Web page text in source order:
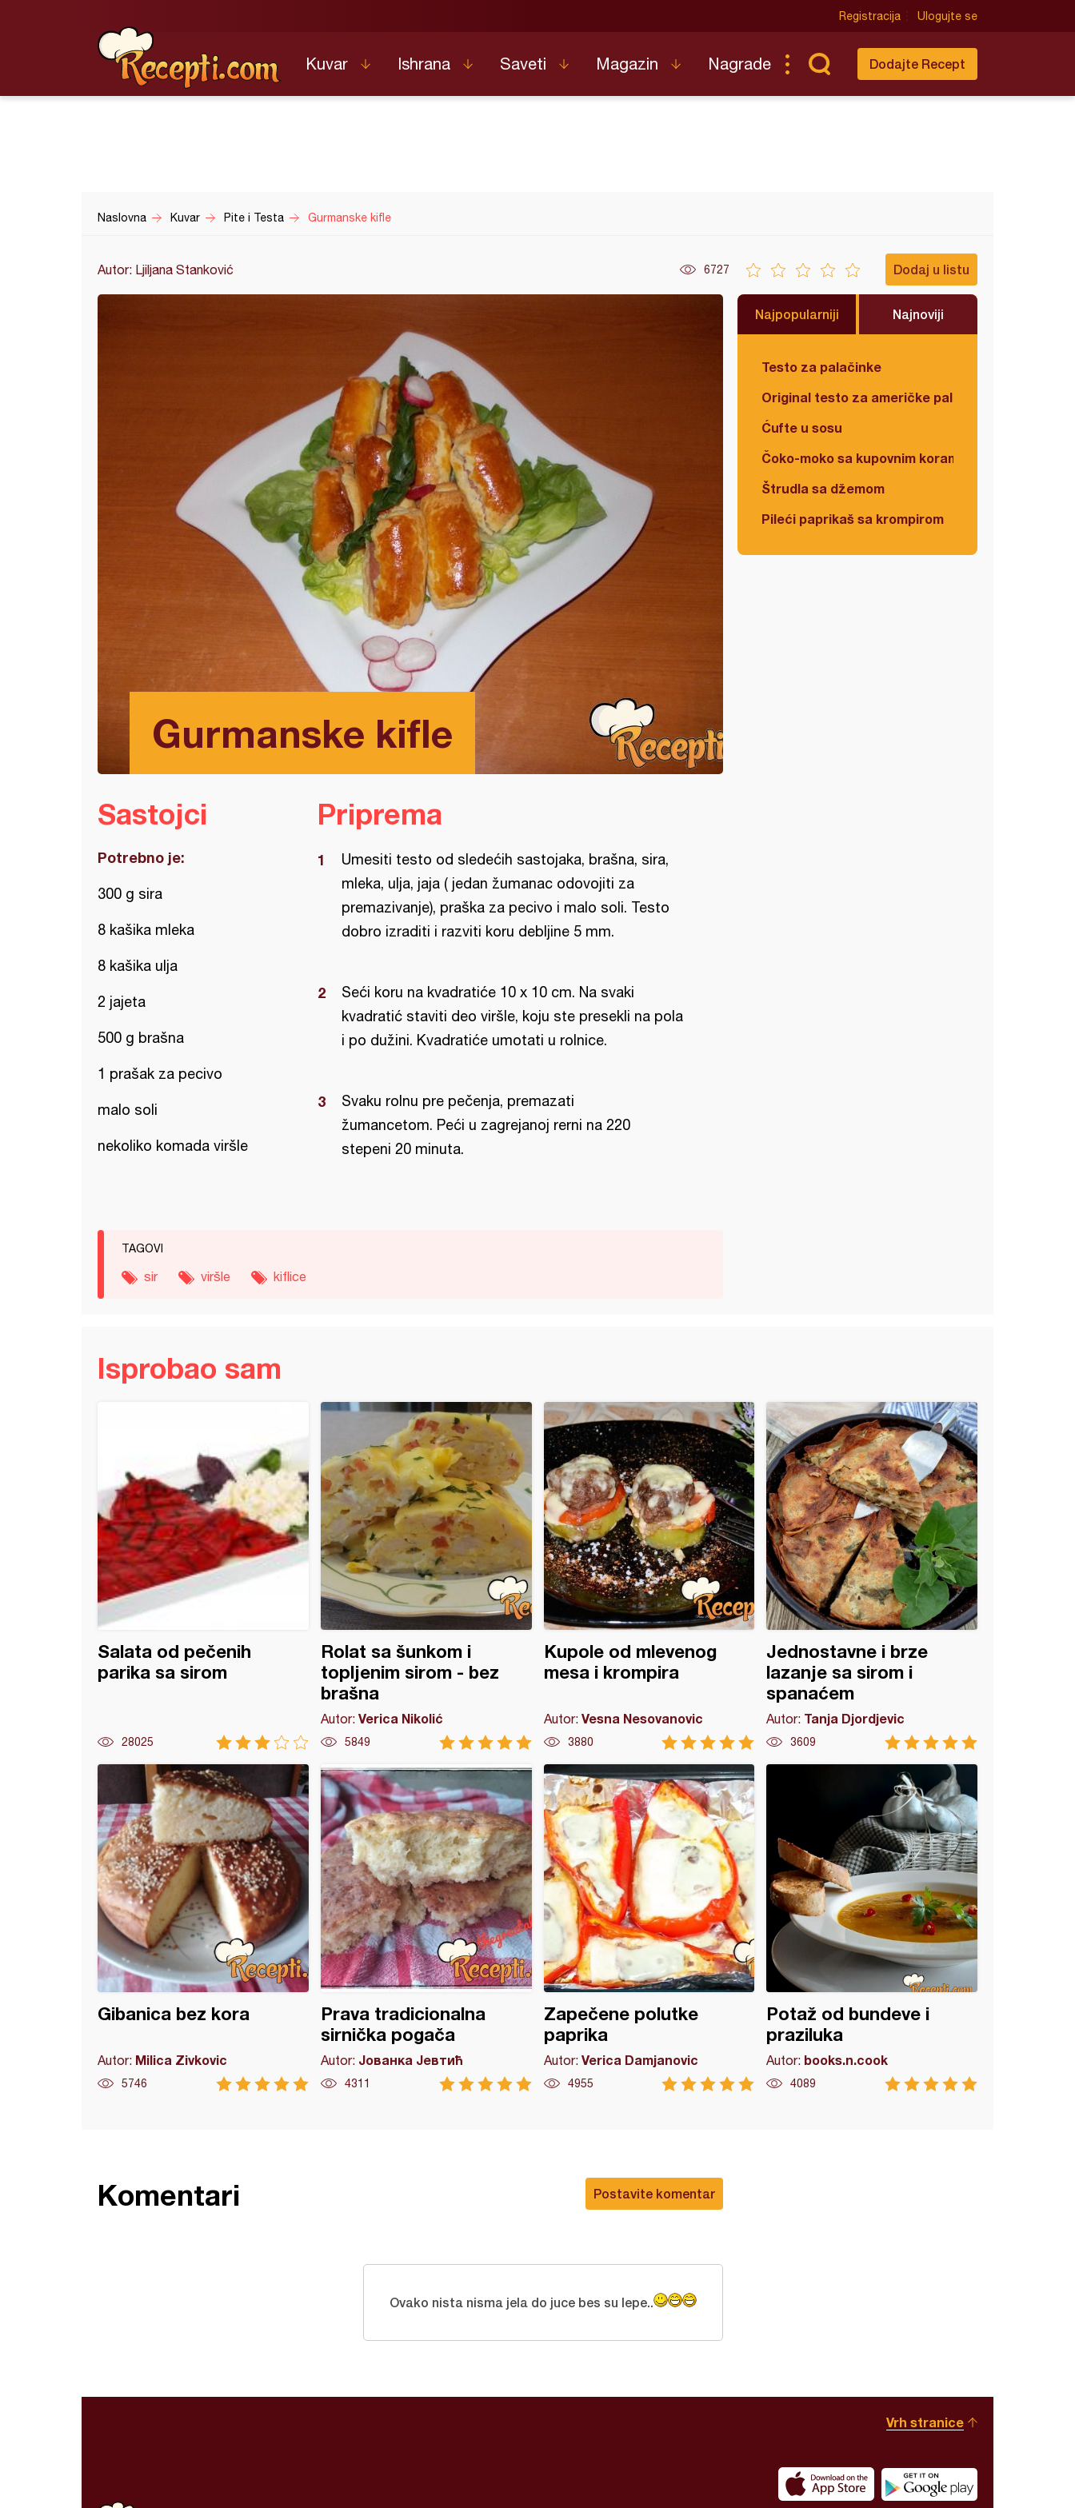
Registracija Ulogujte se
Kuvar Ishrana Saveti Magazin Nagrade Dodajte Recept
Naslovna Kuvar Pite i Testa Gurmanske kifle
Autor: Ljiljana Stanković 6727 Dodaj u listu
Gurmanske kifle
Najpopularniji Najnoviji
Testo za palačinke
Original testo za američke palačinke
Ćufte u sosu
Čoko-moko sa kupovnim korama
Štrudla sa džemom
Pileći paprikaš sa krompirom
Sastojci
Potrebno je:
300 g sira
8 kašika mleka
8 kašika ulja
2 jajeta
500 g brašna
1 prašak za pecivo
malo soli
nekoliko komada viršle
Priprema
Umesiti testo od sledećih sastojaka, brašna, sira,
mleka, ulja, jaja ( jedan žumanac odovojiti za
premazivanje), praška za pecivo i malo soli. Testo
dobro izraditi i razviti koru debljine 5 mm.
Seći koru na kvadratiće 10 x 10 cm. Na svaki
kvadratić staviti deo viršle, koju ste presekli na pola
i po dužini. Kvadratiće umotati u rolnice.
Svaku rolnu pre pečenja, premazati
žumancetom. Peći u zagrejanoj rerni na 220
stepeni 20 minuta.
TAGOVI
sir viršle kiflice
Isprobao sam
Salata od pečenih
parika sa sirom
28025
Rolat sa šunkom i
topljenim sirom - bez
brašna
Autor: Verica Nikolić
5849
Kupole od mlevenog
mesa i krompira
Autor: Vesna Nesovanovic
3880
Jednostavne i brze
lazanje sa sirom i
spanaćem
Autor: Tanja Djordjevic
3609
Gibanica bez kora
Autor: Milica Zivkovic
5746
Prava tradicionalna
sirnička pogača
Autor: Јованка Јевтић
4311
Zapečene polutke
paprika
Autor: Verica Damjanovic
4955
Potaž od bundeve i
praziluka
Autor: books.n.cook
4089
bundeve i praziluka
Postavite komentar
Komentari
Ovako nista nisma jela do juce bes su lepe..
Vrh stranice